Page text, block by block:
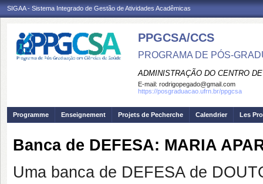
SIGAA - Sistema Integrado de Gestão de Atividades Acadêmicas
PPGCSA/CCS
PROGRAMA DE PÓS-
ADMINISTRAÇÃO DO CENTRO
E-mail: rodrigopegado@gmail.com
https://posgraduacao.ufrn.br/ppgcsa
Programme Enseignement Projets de Pecherche Calendrier Les
Banca de DEFESA: MARIA
Uma banca de DEFESA de